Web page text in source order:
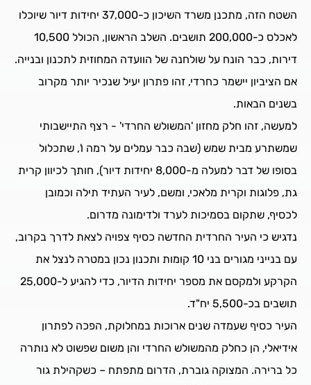
השטח הזה, מתכנן משרד השיכון כ-37,000 יחידות דיור שיוכלו
לאכלס כ-200,000 תושבים. השלב הראשון, הכולל 10,500
דירות, כבר הונח על שולחנה של הוועדה המחוזית לתכנון ובנייה.
אם הציביון יישמר כחרדי, זהו פתרון יעיל שנכיר יותר מקרוב
בשנים הבאות.
למעשה, זהו חלק מחזון 'המשולש החרדי' - רצף התיישבותי
שמשתרע מבית שמש (שבה כבר עמלים על רמה ו', שתכלול
בסופו של דבר למעלה מ-8,000 יחידות דיור), חותך לכיוון קרית
גת, פלוגות וקרית מלאכי, ומשם, לעיר העתיד תילה וכמובן
לכסיף, שתקום בסמיכות לערד ולדימונה מדרום.
נדגיש כי העיר החרדית החדשה כסיף צפויה לצאת לדרך בקרוב,
עם בנייני מגורים בני 10 קומות ותכנון נכון במטרה לנצל את
הקרקע ולמקסם את מספר יחידות הדיור, כדי להגיע ל-25,000
תושבים בכ-5,500 יח"ד.
העיר כסיף שעמדה שנים ארוכות במחלוקת, הפכה לפתרון
אידיאלי, הן כחלק מהמשולש החרדי והן משום שפשוט לא נותרה
כל ברירה. המצוקה גוברת, הדרום מתפתח – כשקהילת גור